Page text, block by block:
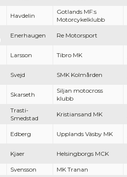
Havdelin
Gotlands MF:s
Motorcykelklubb
Enerhaugen Re Motorsport
Larsson Tibro MK
Svejd SMK Kolmården
Skarseth
Siljan motocross
klubb
Trasti-
Smedstad
Kristiansand MK
Edberg Upplands Väsby MK
Kjaer Helsingborgs MCK
Svensson MK Tranan